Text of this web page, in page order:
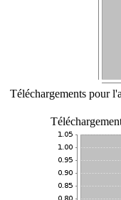
Téléchargements pour